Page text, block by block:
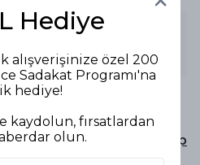
Yorum Yap
Hediye
alışverişinize özel 200
Sadakat Programı'na
hediye!
kaydolun, fırsatlardan
olun.